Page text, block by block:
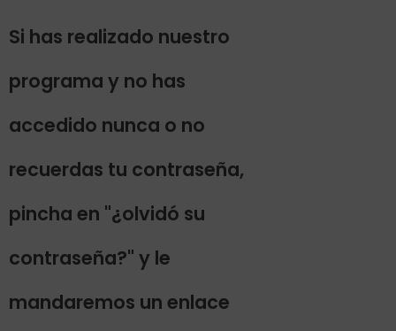
Si has realizado nuestro
programa y no has
accedido nunca o no
recuerdas tu contraseña,
pincha en "¿olvidó su
contraseña?" y le
mandaremos un enlace